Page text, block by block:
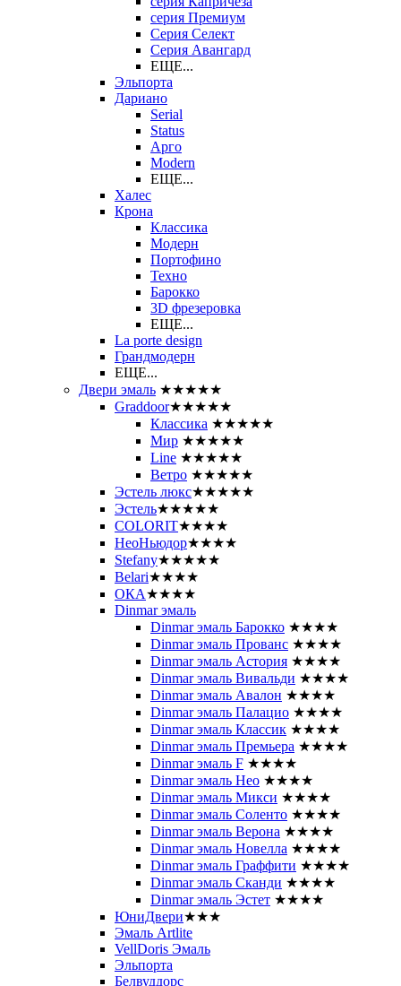
серия Премиум
Серия Селект
Серия Авангард
ЕЩЕ...
Эльпорта
Дариано
Serial
Status
Арго
Modern
ЕЩЕ...
Халес
Крона
Классика
Модерн
Портофино
Техно
Барокко
3D фрезеровка
ЕЩЕ...
La porte design
Грандмодерн
ЕЩЕ...
Двери эмаль ★★★★★
Graddoor★★★★★
Классика ★★★★★
Мир ★★★★★
Line ★★★★★
Ветро ★★★★★
Эстель люкс★★★★★
Эстель★★★★★
COLORIT★★★★
НеоНьюдор★★★★
Stefany★★★★★
Belari★★★★
ОКА★★★★
Dinmar эмаль
Dinmar эмаль Барокко ★★★★
Dinmar эмаль Прованс ★★★★
Dinmar эмаль Астория ★★★★
Dinmar эмаль Вивальди ★★★★
Dinmar эмаль Авалон ★★★★
Dinmar эмаль Палацио ★★★★
Dinmar эмаль Классик ★★★★
Dinmar эмаль Премьера ★★★★
Dinmar эмаль F ★★★★
Dinmar эмаль Нео ★★★★
Dinmar эмаль Микси ★★★★
Dinmar эмаль Соленто ★★★★
Dinmar эмаль Верона ★★★★
Dinmar эмаль Новелла ★★★★
Dinmar эмаль Граффити ★★★★
Dinmar эмаль Сканди ★★★★
Dinmar эмаль Эстет ★★★★
ЮниДвери★★★
Эмаль Artlite
VellDoris Эмаль
Эльпорта
Белвуддорс